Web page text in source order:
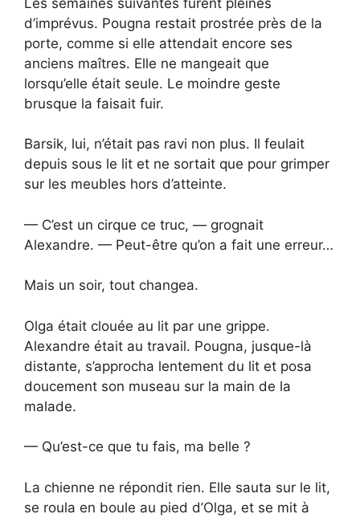
d’imprévus. Pougna restait prostrée près de la
porte, comme si elle attendait encore ses
anciens maîtres. Elle ne mangeait que
lorsqu’elle était seule. Le moindre geste
brusque la faisait fuir.
Barsik, lui, n’était pas ravi non plus. Il feulait
depuis sous le lit et ne sortait que pour grimper
sur les meubles hors d’atteinte.
— C’est un cirque ce truc, — grognait
Alexandre. — Peut-être qu’on a fait une erreur…
Mais un soir, tout changea.
Olga était clouée au lit par une grippe.
Alexandre était au travail. Pougna, jusque-là
distante, s’approcha lentement du lit et posa
doucement son museau sur la main de la
malade.
— Qu’est-ce que tu fais, ma belle ?
La chienne ne répondit rien. Elle sauta sur le lit,
se roula en boule au pied d’Olga, et se mit à